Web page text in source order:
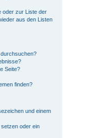
oder zur Liste der
aus den Listen
Seite?
finden?
und einem
oder ein